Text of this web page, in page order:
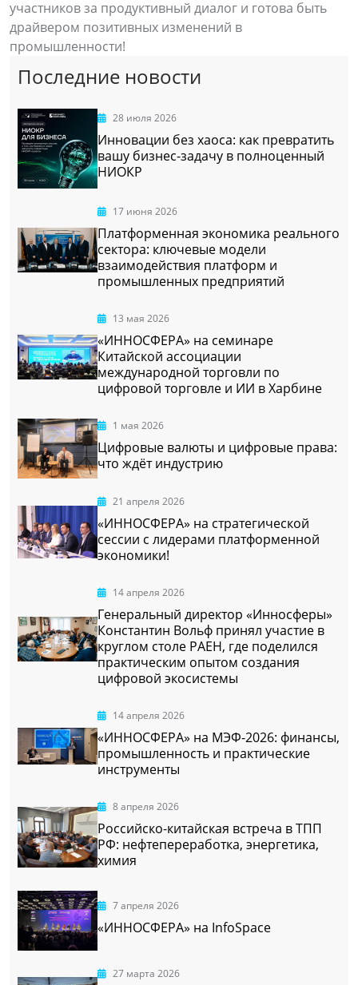
участников за продуктивный диалог и готова быть
драйвером позитивных изменений в
промышленности!
Последние новости
28 июля 2026
Инновации без хаоса: как превратить
вашу бизнес-задачу в полноценный
НИОКР
17 июня 2026
Платформенная экономика реального
сектора: ключевые модели
взаимодействия платформ и
промышленных предприятий
13 мая 2026
«ИННОСФЕРА» на семинаре
Китайской ассоциации
международной торговли по
цифровой торговле и ИИ в Харбине
1 мая 2026
Цифровые валюты и цифровые права:
что ждёт индустрию
21 апреля 2026
«ИННОСФЕРА» на стратегической
сессии с лидерами платформенной
экономики!
14 апреля 2026
Генеральный директор «Инносферы»
Константин Вольф принял участие в
круглом столе РАЕН, где поделился
практическим опытом создания
цифровой экосистемы
14 апреля 2026
«ИННОСФЕРА» на МЭФ-2026: финансы,
промышленность и практические
инструменты
8 апреля 2026
Российско-китайская встреча в ТПП
РФ: нефтепереработка, энергетика,
химия
7 апреля 2026
«ИННОСФЕРА» на InfoSpace
27 марта 2026